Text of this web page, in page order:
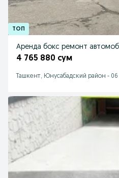
Аренда бокс ремонт
4 765 880 сум
Ташкент, Юнусабадский район - 06